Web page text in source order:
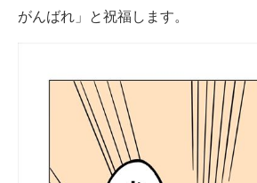
がんばれ」と祝福します。